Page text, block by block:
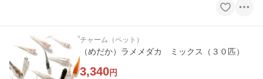
チャーム（ペット）
（めだか）ラメメダカ ミックス（３０匹）
3,340円